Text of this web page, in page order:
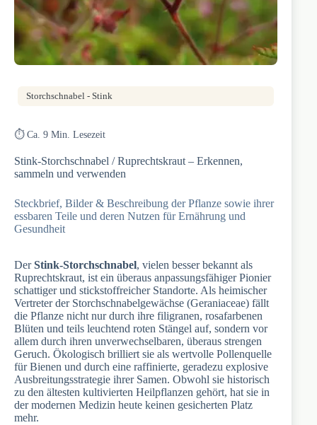
Storchschnabel - Stink
⏱️ Ca. 9 Min. Lesezeit
Stink-Storchschnabel / Ruprechtskraut – Erkennen,
sammeln und verwenden
Steckbrief, Bilder & Beschreibung der Pflanze sowie ihrer
essbaren Teile und deren Nutzen für Ernährung und
Gesundheit
DerStink-Storchschnabel, vielen besser bekannt als
Ruprechtskraut, ist ein überaus anpassungsfähiger Pionier
schattiger und stickstoffreicher Standorte. Als heimischer
Vertreter der Storchschnabelgewächse (Geraniaceae) fällt
die Pflanze nicht nur durch ihre filigranen, rosafarbenen
Blüten und teils leuchtend roten Stängel auf, sondern vor
allem durch ihren unverwechselbaren, überaus strengen
Geruch. Ökologisch brilliert sie als wertvolle Pollenquelle
für Bienen und durch eine raffinierte, geradezu explosive
Ausbreitungsstrategie ihrer Samen. Obwohl sie historisch
zu den ältesten kultivierten Heilpflanzen gehört, hat sie in
der modernen Medizin heute keinen gesicherten Platz
mehr.